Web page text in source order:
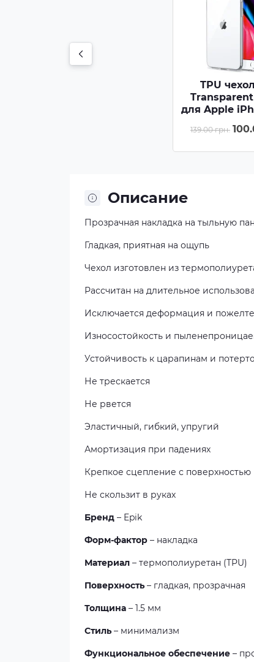
TPU
Transparent
для Apple
139.00 грн.
Описание
Прозрачная накладка на тыльную
Гладкая, приятная на ощупь
Чехол изготовлен из
Рассчитан на длительное
Исключается деформация и
Износостойкость и
Устойчивость к царапинам и
Не трескается
Не рвется
Эластичный, гибкий, упругий
Амортизация при падениях
Крепкое сцепление с поверхностью
Не скользит в руках
Бренд – Epik
Форм-фактор – накладка
Материал – термополиуретан (TPU)
Поверхность – гладкая, прозрачная
Толщина – 1.5 мм
Стиль – минимализм
Функциональное обеспечение –